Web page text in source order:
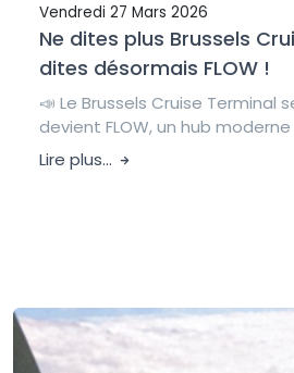
Vendredi 27 Mars 2026
Ne dites plus Brussels
dites désormais FLOW !
📣 Le Brussels Cruise Terminal se réinvente et
devient FLOW, un hub
Lire plus...